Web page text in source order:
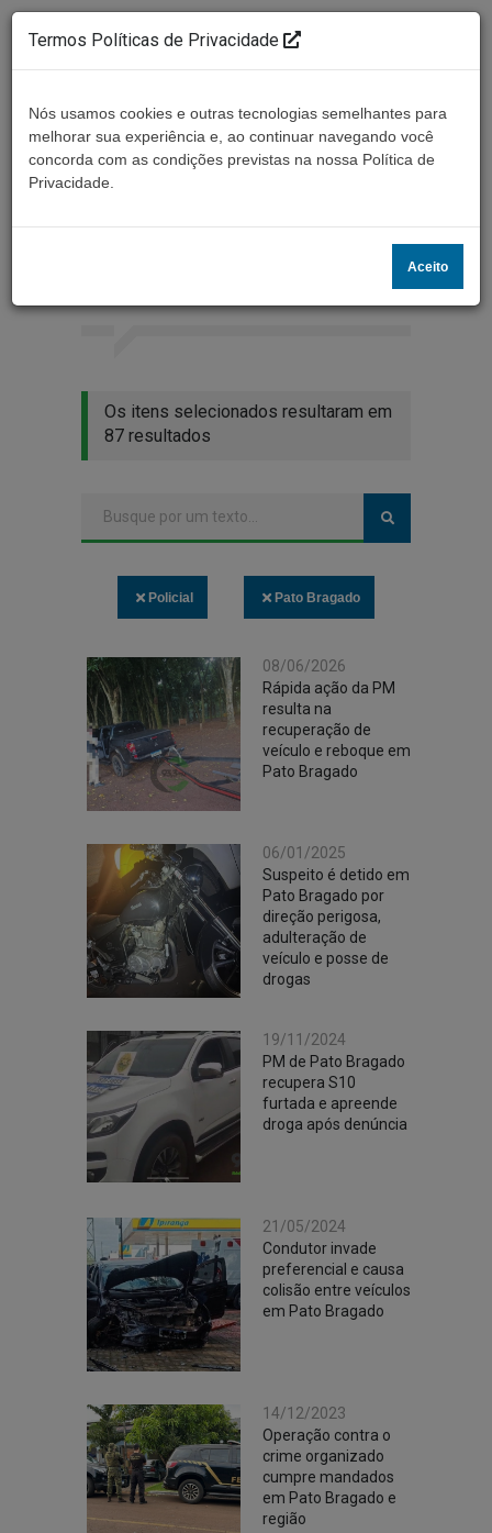
Resultados da busca
Buscar
Os itens selecionados resultaram em
87 resultados
Policial Pato Bragado
08/06/2026
Rápida ação da PM
resulta na
recuperação de
veículo e reboque em
Pato Bragado
06/01/2025
Suspeito é detido em
Pato Bragado por
direção perigosa,
adulteração de
veículo e posse de
drogas
19/11/2024
PM de Pato Bragado
recupera S10
furtada e apreende
droga após denúncia
21/05/2024
Condutor invade
preferencial e causa
colisão entre veículos
em Pato Bragado
14/12/2023
Operação contra o
crime organizado
cumpre mandados
em Pato Bragado e
região
Termos Políticas de Privacidade
Nós usamos cookies e outras tecnologias semelhantes para
melhorar sua experiência e, ao continuar navegando você
concorda com as condições previstas na nossa Política de
Privacidade.
Aceito